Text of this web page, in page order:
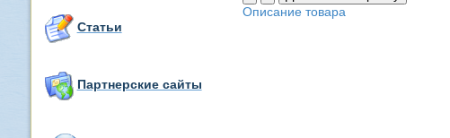
Статьи
Партнерские сайты
Описание товара